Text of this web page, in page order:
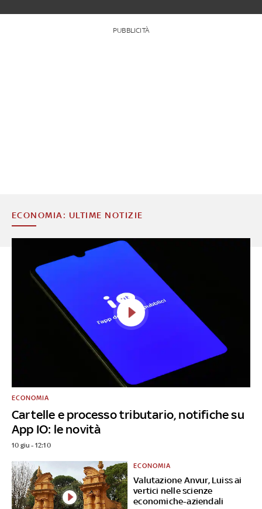
PUBBLICITÀ
ECONOMIA: ULTIME NOTIZIE
Cartelle e processo tributario, notifiche su
App IO: le novità
ECONOMIA
10 giu - 12:10
Valutazione Anvur, Luiss ai
vertici nelle scienze
economiche-aziendali
ECONOMIA